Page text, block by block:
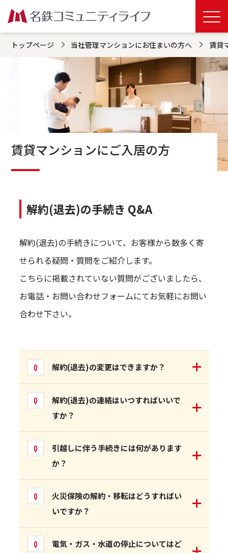
トップページ 当社管理マンションにお住まいの方へ 賃貸
賃貸マンションにご入居の方
解約(退去)の手続き Q&A
解約(退去)の手続きについて、お客様から数多く寄
せられる疑問・質問をご紹介します。
こちらに掲載されていない質問がございましたら、
お電話・お問い合わせフォームにてお気軽にお問い
合わせ下さい。
解約(退去)の変更はできますか？
解約(退去)の連絡はいつすればいいで
すか？
引越しに伴う手続きには何があります
か？
火災保険の解約・移転はどうすればい
いですか？
電気・ガス・水道の停止についてはど